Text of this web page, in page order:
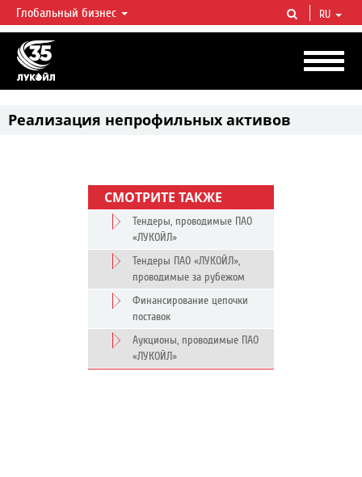
ЛУКОЙЛ СЕГОДНЯ
ЛУКОЙЛ — одна из крупнейших вертикально интегрированных
нефтегазовых компаний в мире, на долю которой приходится более 2%
мировой добычи нефти и около 1% доказанных запасов углеводородов.
Глобальный бизнес RU
Реализация непрофильных активов
СМОТРИТЕ ТАКЖЕ
Тендеры, проводимые ПАО
«ЛУКОЙЛ»
Тендеры ПАО «ЛУКОЙЛ»,
проводимые за рубежом
Финансирование цепочки
поставок
Аукционы, проводимые ПАО
«ЛУКОЙЛ»